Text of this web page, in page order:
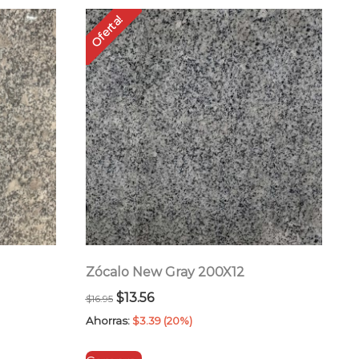
Oferta!
Zócalo New Gray 200X12
$16.95 El
precio
$13.56El
precio
Ahorras: $3.39 (20%)